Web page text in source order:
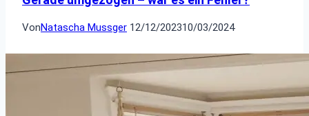
VonNatascha Mussger 12/12/202310/03/2024